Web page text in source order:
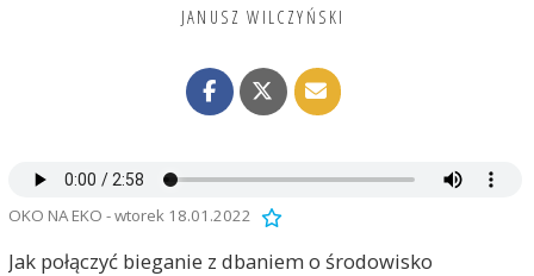
JANUSZ WILCZYŃSKI
OKO NA EKO - wtorek 18.01.2022
Jak połączyć bieganie z dbaniem o środowisko